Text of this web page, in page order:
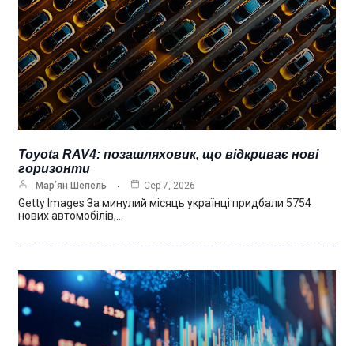
Toyota RAV4: позашляховик, що відкриває нові
горизонти
Мар’ян Шепель Сер 7, 2026
Getty Images За минулий місяць українці придбали 5754
нових автомобілів,…